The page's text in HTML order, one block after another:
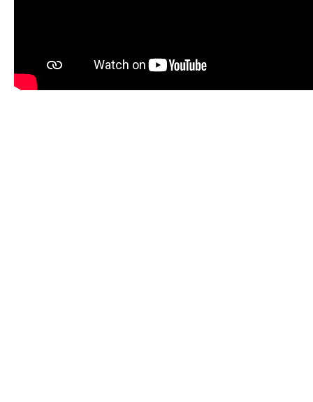
Åby Trav­sällskap
Intresseföreningar